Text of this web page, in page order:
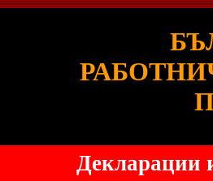
Декларации